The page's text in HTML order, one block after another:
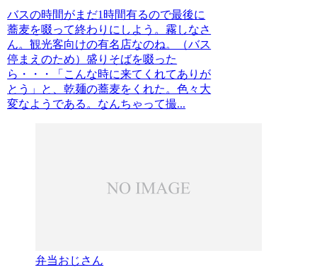
バスの時間がまだ1時間有るので最後に
蕎麦を啜って終わりにしよう。霧しなさ
ん。観光客向けの有名店なのね。（バス
停まえのため）盛りそばを啜った
ら・・・「こんな時に来てくれてありが
とう」と、乾麺の蕎麦をくれた。色々大
変なようである。なんちゃって撮...
弁当おじさん